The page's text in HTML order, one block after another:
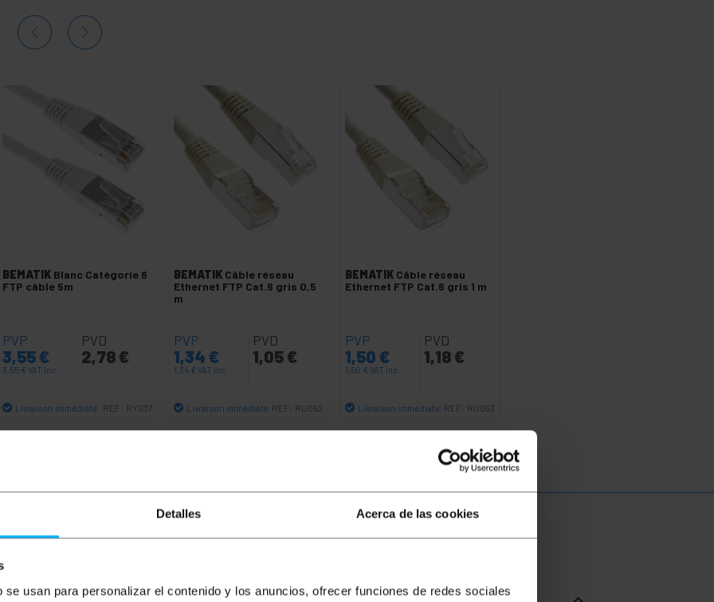
Detalles Acerca de las cookies
usan para personalizar el contenido y los anuncios, ofrecer funciones de redes sociales
BEMATIK Blanc Catégorie 6
FTP câble 5m
PVP
3,55€
3,55 €VAT inc.
PVD
2,78 €
Livraison immédiate REF: RY037
Quantité
BEMATIK Câble réseau
Ethernet FTP Cat.6 gris 0,5
m
PVP
1,34 €
1,34 €VAT inc.
PVD
1,05 €
Livraison immédiate REF: RU052
Quantité
BEMATIK Câble réseau
Ethernet FTP Cat.6 gris 1 m
PVP
1,50 €
1,50 €VAT inc.
PVD
1,18 €
Livraison immédiate REF: RU053
Quantité